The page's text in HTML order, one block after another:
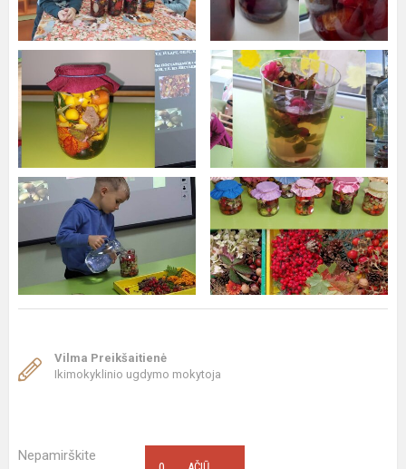
Vilma Preikšaitienė
Ikimokyklinio ugdymo mokytoja
Nepamirškite